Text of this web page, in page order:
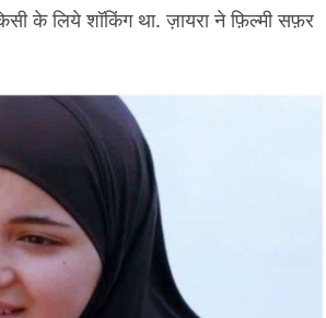
के लिये शॉकिंग था. ज़ायरा ने फ़िल्मी सफ़र